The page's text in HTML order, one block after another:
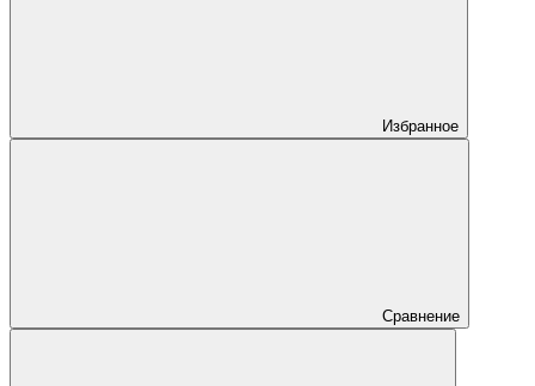
Избранное
Сравнение